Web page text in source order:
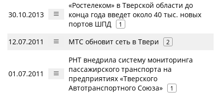
30.10.2013
«Ростелеком» в Тверской области до
конца года введет около 40 тыс. новых
портов ШПД
1
12.07.2011 МТС обновит сеть в Твери 2
01.07.2011
РНТ внедрила систему мониторинга
пассажирского транспорта на
предприятиях «Тверского
Автотранспортного Союза»
1